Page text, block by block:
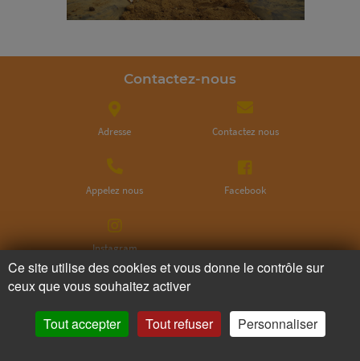
Contactez-nous
Adresse Contactez nous
Appelez nous Facebook
Instagram
Abonnez-vous à notre newsletter
Ce site utilise des cookies et vous donne le contrôle sur
ceux que vous souhaitez activer
Tout accepter Tout refuser Personnaliser